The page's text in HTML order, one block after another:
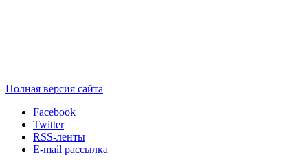
Полная версия сайта
Facebook
Twitter
RSS-ленты
E-mail рассылка